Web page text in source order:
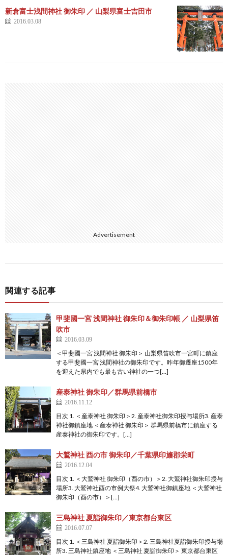
新倉富士浅間神社 御朱印 ／ 山梨県富士吉田市
2016.03.08
Advertisement
関連する記事
甲斐國一宮 浅間神社 御朱印＆御朱印帳 ／ 山梨県笛
吹市
2016.03.09
＜甲斐國一宮 浅間神社 御朱印＞ 山梨県笛吹市一宮町に鎮座
する甲斐國一宮 浅間神社の御朱印です。昨年御遷座1500年
を迎えた県内でも最も古い神社の一つ[…]
産泰神社 御朱印／群馬県前橋市
2016.11.12
目次 1. ＜産泰神社 御朱印＞2. 産泰神社御朱印授与場所3. 産泰
神社御鎮座地 ＜産泰神社 御朱印＞ 群馬県前橋市に鎮座する
産泰神社の御朱印です。[…]
大鷲神社 酉の市 御朱印／千葉県印旛郡栄町
2016.12.04
目次 1. ＜大鷲神社 御朱印（酉の市）＞2. 大鷲神社御朱印授与
場所3. 大鷲神社酉の市例大祭4. 大鷲神社御鎮座地 ＜大鷲神社
御朱印（酉の市）＞[…]
三島神社 夏詣御朱印／東京都台東区
2016.07.07
目次 1. ＜三島神社 夏詣御朱印＞2. 三島神社夏詣御朱印授与場
所3. 三島神社鎮座地 ＜三島神社 夏詣御朱印＞ 東京都台東区